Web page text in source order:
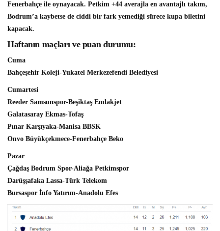
Fenerbahçe ile oynayacak. Petkim +44 averajla en avantajlı takım,
Bodrum’a kaybetse de ciddi bir fark yemediği sürece kupa biletini
kapacak.
Haftanın maçları ve puan durumu:
Cuma
Bahçeşehir Koleji-Yukatel Merkezefendi Belediyesi
Cumartesi
Reeder Samsunspor-Beşiktaş Emlakjet
Galatasaray Ekmas-Tofaş
Pınar Karşıyaka-Manisa BBSK
Onvo Büyükçekmece-Fenerbahçe Beko
Pazar
Çağdaş Bodrum Spor-Aliağa Petkimspor
Darüşşafaka Lassa-Türk Telekom
Bursaspor İnfo Yatırım-Anadolu Efes